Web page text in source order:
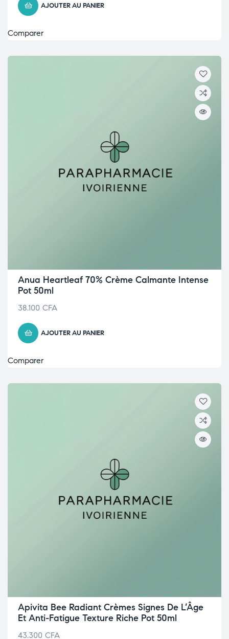
AJOUTER AU PANIER
Comparer
Anua Heartleaf 70% Crème Calmante Intense
Pot 50ml
38.100 CFA
AJOUTER AU PANIER
Comparer
Apivita Bee Radiant Crèmes Signes De L’Âge
Et Anti-Fatigue Texture Riche Pot 50ml
43.300 CFA